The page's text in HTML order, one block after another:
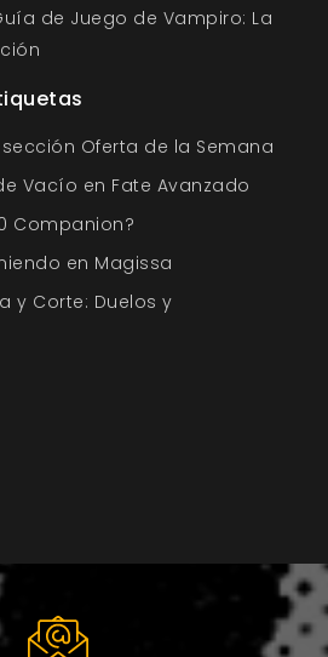
de Juego de Vampiro: La
Oferta de la Semana
Vacío en Fate Avanzado
Companion?
en Magissa
y Corte: Duelos y